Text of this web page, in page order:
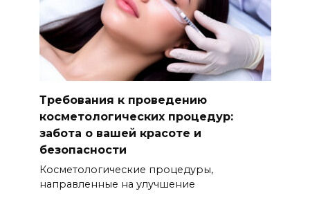
Требования к проведению
косметологических процедур:
забота о вашей красоте и
безопасности
Косметологические процедуры,
направленные на улучшение